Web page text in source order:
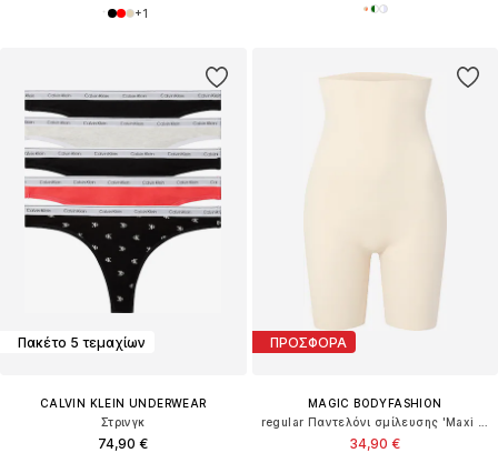
+1
Πακέτο 5 τεμαχίων
CALVIN KLEIN UNDERWEAR
Στρινγκ
74,90 €
ΠΡΟΣΦΟΡΑ
MAGIC BODYFASHION
34,90 €